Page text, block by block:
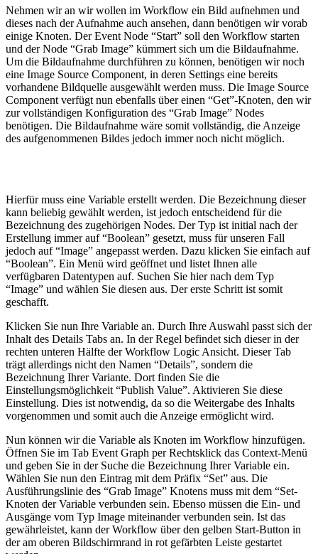
Nehmen wir an wir wollen im Workflow ein Bild aufnehmen und
dieses nach der Aufnahme auch ansehen, dann benötigen wir vorab
einige Knoten. Der Event Node “Start” soll den Workflow starten
und der Node “Grab Image” kümmert sich um die Bildaufnahme.
Um die Bildaufnahme durchführen zu können, benötigen wir noch
eine Image Source Component, in deren Settings eine bereits
vorhandene Bildquelle ausgewählt werden muss. Die Image Source
Component verfügt nun ebenfalls über einen “Get”-Knoten, den wir
zur vollständigen Konfiguration des “Grab Image” Nodes
benötigen. Die Bildaufnahme wäre somit vollständig, die Anzeige
des aufgenommenen Bildes jedoch immer noch nicht möglich.
Hierfür muss eine Variable erstellt werden. Die Bezeichnung dieser
kann beliebig gewählt werden, ist jedoch entscheidend für die
Bezeichnung des zugehörigen Nodes. Der Typ ist initial nach der
Erstellung immer auf “Boolean” gesetzt, muss für unseren Fall
jedoch auf “Image” angepasst werden. Dazu klicken Sie einfach auf
“Boolean”. Ein Menü wird geöffnet und listet Ihnen alle
verfügbaren Datentypen auf. Suchen Sie hier nach dem Typ
“Image” und wählen Sie diesen aus. Der erste Schritt ist somit
geschafft.
Klicken Sie nun Ihre Variable an. Durch Ihre Auswahl passt sich der
Inhalt des Details Tabs an. In der Regel befindet sich dieser in der
rechten unteren Hälfte der Workflow Logic Ansicht. Dieser Tab
trägt allerdings nicht den Namen “Details”, sondern die
Bezeichnung Ihrer Variante. Dort finden Sie die
Einstellungsmöglichkeit “Publish Value”. Aktivieren Sie diese
Einstellung. Dies ist notwendig, da so die Weitergabe des Inhalts
vorgenommen und somit auch die Anzeige ermöglicht wird.
Nun können wir die Variable als Knoten im Workflow hinzufügen.
Öffnen Sie im Tab Event Graph per Rechtsklick das Context-Menü
und geben Sie in der Suche die Bezeichnung Ihrer Variable ein.
Wählen Sie nun den Eintrag mit dem Präfix “Set” aus. Die
Ausführungslinie des “Grab Image” Knotens muss mit dem “Set-
Knoten der Variable verbunden sein. Ebenso müssen die Ein- und
Ausgänge vom Typ Image miteinander verbunden sein. Ist das
gewährleistet, kann der Workflow über den gelben Start-Button in
der am oberen Bildschirmrand in rot gefärbten Leiste gestartet